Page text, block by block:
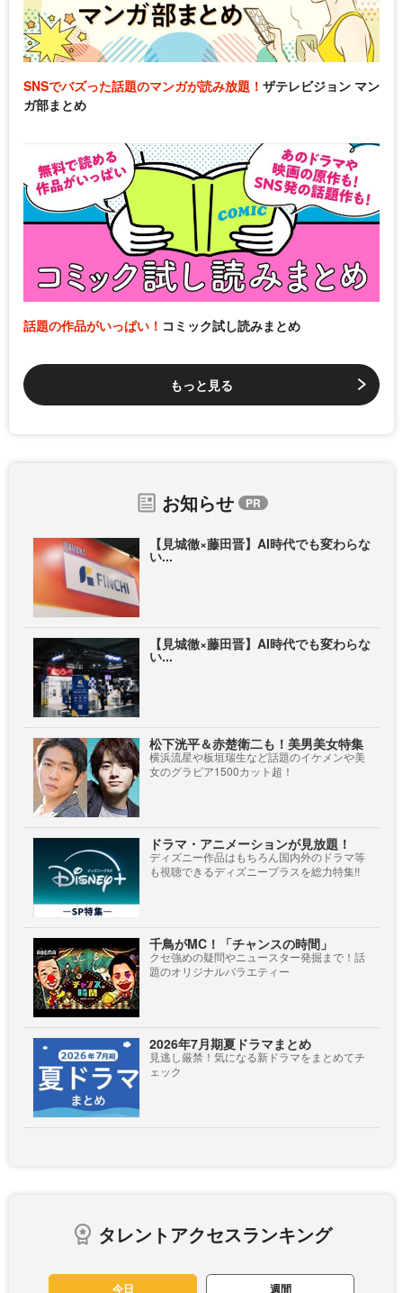
SNSでバズった話題のマンガが読み放題！ ザテレビジョン マン
ガ部まとめ
話題の作品がいっぱい！ コミック試し読みまとめ
もっと見る
お知らせ
【見城徹×藤田晋】AI時代でも変わらな
い...
【見城徹×藤田晋】AI時代でも変わらな
い...
松下洸平＆赤楚衛二も！美男美女特集
横浜流星や板垣瑞生など話題のイケメンや美
女のグラビア1500カット超！
ドラマ・アニメーションが見放題！
ディズニー作品はもちろん国内外のドラマ等
も視聴できるディズニープラスを総力特集!!
千鳥がMC！「チャンスの時間」
クセ強めの疑問やニュースター発掘まで！話
題のオリジナルバラエティー
2026年7月期夏ドラマまとめ
見逃し厳禁！気になる新ドラマをまとめてチ
ェック
タレントアクセスランキング
今日 週間